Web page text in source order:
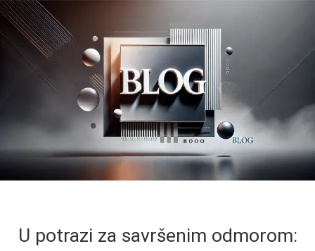
U potrazi za savršenim odmorom: